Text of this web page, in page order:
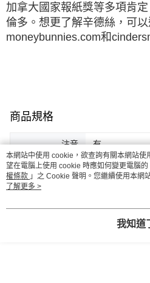
加拿大國家報紙獎等多項肯
倫多。想更了解辛德絲，可以
moneybunnies.com和
商品規格
注音 有
ISBN
本網站中使用 cookie，欲查詢有關本網站
望在電腦上使用 cookie 時應如何變更電腦
權條款 」之 Cookie 聲明。您繼續使用本網
用條款之 Cookie 聲明使用 cookie。
了解更多 >
我知道